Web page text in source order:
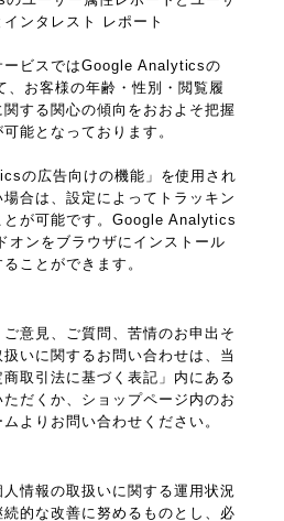
ンタレスト レポート
ービスではGoogle Analyticsの
、お客様の年齢・性別・閲覧履
する関心の傾向をおおよそ把握
能となっております。
の広告向けの機能」を使用され
合は、設定によってトラッキン
とが可能です。Google Analytics
オンをブラウザにインストール
ことができます。
意見、ご質問、苦情のお申出そ
いに関するお問い合わせは、当
取引法に基づく表記」内にある
だくか、ショップページ内のお
よりお問い合わせください。
情報の取扱いに関する運用状況
続的な改善に努めるものとし、必